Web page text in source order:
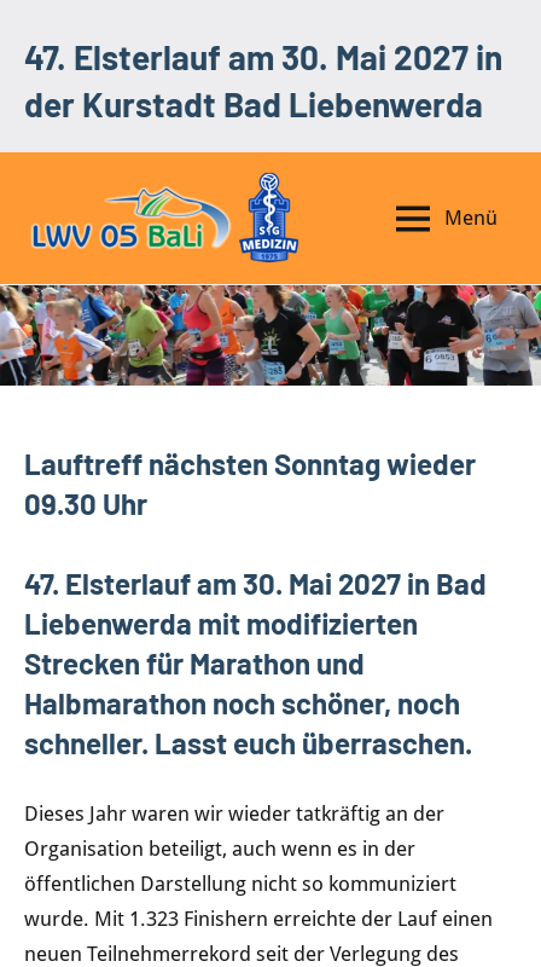
Inhalt47. Elsterlauf am 30. Mai 2027 in
der Kurstadt Bad Liebenwerda
Elsterlauf
am
30.
Mai
in
Bad
Liebenwerda
Bad
Liebenwerda
e.
V.
05
Menü
Lauftreff nächsten Sonntag wieder
09.30 Uhr
47. Elsterlauf am 30. Mai 2027 in Bad
Liebenwerda mit modifizierten
Strecken für Marathon und
Halbmarathon noch schöner, noch
schneller. Lasst euch überraschen.
Dieses Jahr waren wir wieder tatkräftig an der
Organisation beteiligt, auch wenn es in der
öffentlichen Darstellung nicht so kommuniziert
wurde. Mit 1.323 Finishern erreichte der Lauf einen
neuen Teilnehmerrekord seit der Verlegung des